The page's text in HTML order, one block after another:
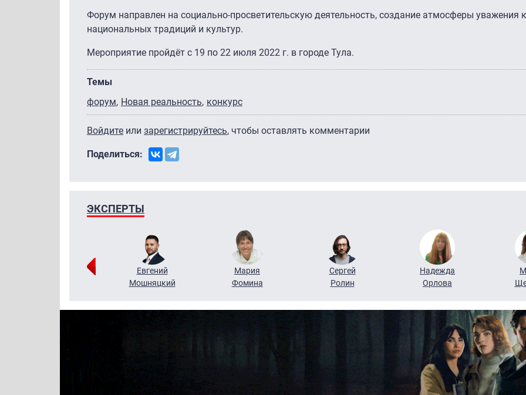
Форум направлен на социально-просветительскую деятельность, создание атмосферы уважения
национальных традиций и культур.
Мероприятие пройдёт с 19 по 22 июля 2022 г. в городе Тула.
Темы
форум Новая реальность конкурс
Войдите или зарегистрируйтесь, чтобы оставлять комментарии
Поделиться:
ЭКСПЕРТЫ
Евгений
Мошняцкий
Мария
Фомина
Сергей
Ролин
Надежда
Орлова